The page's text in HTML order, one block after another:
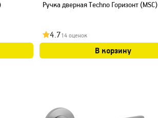
Ручка дверная Techno Горизонт (МSC)
4.714 оценок
В корзину